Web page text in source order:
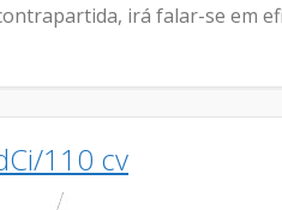
irá falar-se em
110 cv